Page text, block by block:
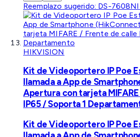
Reemplazo sugerido: DS-
HIKVISION
Kit de Videoportero IP Poe
llamada a App de
Apertura con tarjeta
IP65 / Soporta 1
Kit de Videoportero IP Poe